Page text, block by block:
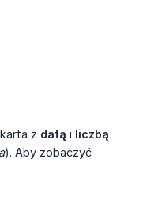
z datą i liczbą
). Aby zobaczyć